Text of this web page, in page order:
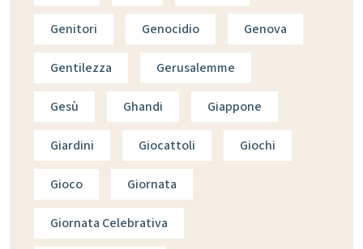
Genitori Genocidio Genova
Gentilezza Gerusalemme
Gesù Ghandi Giappone
Giardini Giocattoli Giochi
Gioco Giornata
Giornata Celebrativa